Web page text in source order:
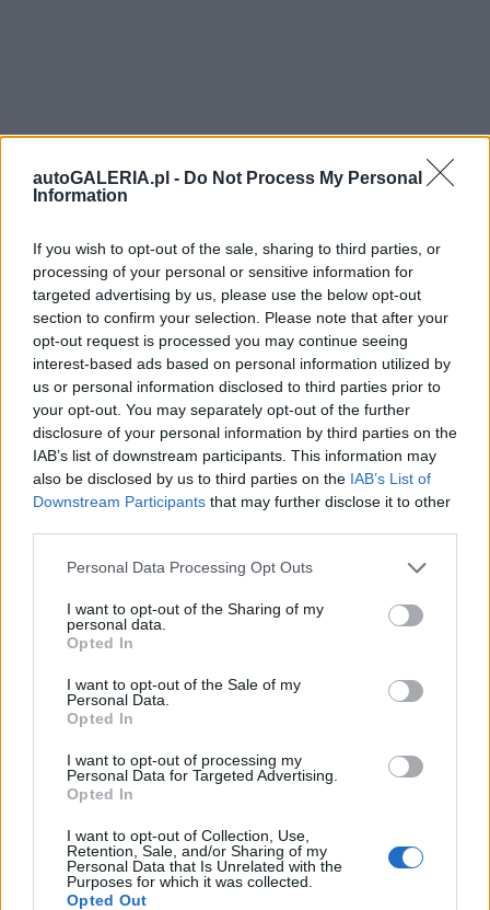
autoGALERIA.pl - Do Not Process My Personal
Information
If you wish to opt-out of the sale, sharing to third parties, or
processing of your personal or sensitive information for
targeted advertising by us, please use the below opt-out
section to confirm your selection. Please note that after your
opt-out request is processed you may continue seeing
interest-based ads based on personal information utilized by
us or personal information disclosed to third parties prior to
your opt-out. You may separately opt-out of the further
disclosure of your personal information by third parties on the
IAB’s list of downstream participants. This information may
also be disclosed by us to third parties on the IAB’s List of
Downstream Participants that may further disclose it to other
Please note that this website/app uses one or more Google
not limited to your visit or usage behaviour. You may click to
grant or deny consent to Google and its third-party tags to
use your data for below specified purposes in below Google
consent section.
Personal Data Processing Opt Outs
I want to opt-out of the Sharing of my
personal data.
Opted In
I want to opt-out of the Sale of my
Personal Data.
Opted In
I want to opt-out of processing my
Personal Data for Targeted Advertising.
Opted In
I want to opt-out of Collection, Use,
Retention, Sale, and/or Sharing of my
Personal Data that Is Unrelated with the
Purposes for which it was collected.
Opted Out